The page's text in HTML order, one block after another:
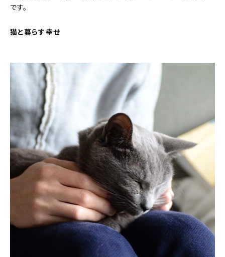
です。
猫と暮らす幸せ